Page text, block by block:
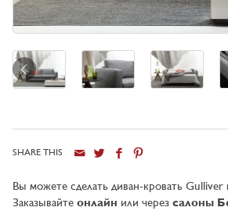
SHARE THIS
Вы можете сделать диван-кровать Gulliver
Заказывайте онлайн или через салоны
Город